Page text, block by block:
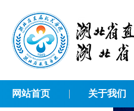
网站首页 关于我们